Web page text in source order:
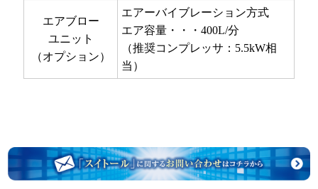
エアブロー
ユニット
（オプション）
エアーバイブレーション方式
エア容量・・・400L/分
（推奨コンプレッサ：5.5kW相
当）